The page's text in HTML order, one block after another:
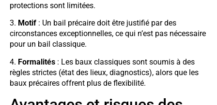
protections sont limitées.
3. Motif : Un bail précaire doit être justifié par des
circonstances exceptionnelles, ce qui n’est pas nécessaire
pour un bail classique.
4. Formalités : Les baux classiques sont soumis à des
règles strictes (état des lieux, diagnostics), alors que les
baux précaires offrent plus de flexibilité.